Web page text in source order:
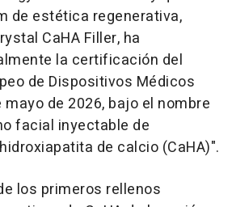
de estética regenerativa,
CaHA Filler, ha
la certificación del
de Dispositivos Médicos
mayo de 2026, bajo el nombre
facial inyectable de
de calcio (CaHA)".
los primeros rellenos